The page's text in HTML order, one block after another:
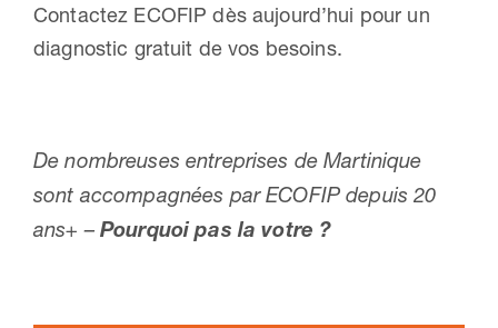
Contactez ECOFIP dès aujourd’hui pour un
diagnostic gratuit de vos besoins.
De nombreuses entreprises de Martinique
sont accompagnées par ECOFIP depuis 20
ans+ – Pourquoi pas la votre ?